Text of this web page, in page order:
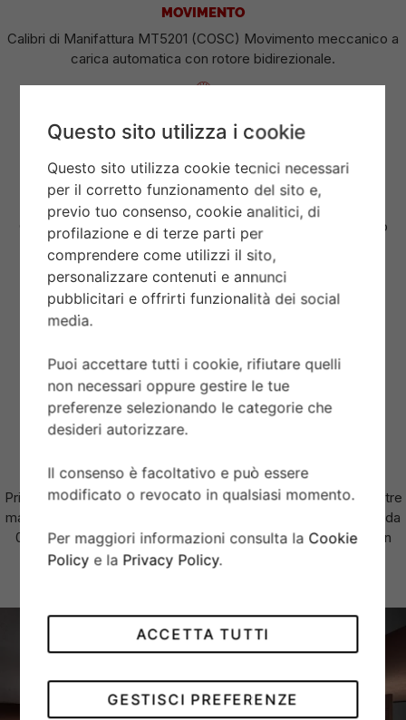
MOVIMENTO
Calibri di Manifattura MT5201 (COSC) Movimento meccanico a
carica automatica con rotore bidirezionale.
Color champagne, indici con diamanti, piatto.
CORONA DI CARICA
Corona di carica a vite con la rosa TUDOR in rilievo. Acciaio
rivestito da uno strato di oro giallo di 0,1 mm.
VETRO
AUTONOMIA
Autonomia di circa 70 ore.
BRACCIALE
Prime maglie centrali in acciaio o in oro giallo massiccio. Le altre
maglie centrali sono costituite da un’anima in acciaio rivestita da
0,2 mm di oro giallo. Chiusura pieghevole TUDOR “T-fit” con
fermaglio di sicurezza. Il logo sul fermaglio è realizzato.
Questo sito utilizza i cookie
Questo sito utilizza cookie tecnici necessari
per il corretto funzionamento del sito e,
previo tuo consenso, cookie analitici, di
profilazione e di terze parti per
comprendere come utilizzi il sito,
personalizzare contenuti e annunci
pubblicitari e offrirti funzionalità dei social
media.
Puoi accettare tutti i cookie, rifiutare quelli
non necessari oppure gestire le tue
preferenze selezionando le categorie che
desideri autorizzare.
Il consenso è facoltativo e può essere
modificato o revocato in qualsiasi momento.
Per maggiori informazioni consulta la Cookie
Policy e la Privacy Policy.
GESTISCI PREFERENZE
ACCETTA TUTTI